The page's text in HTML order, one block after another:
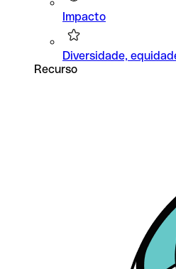
Impacto
Diversidade,
Recurso